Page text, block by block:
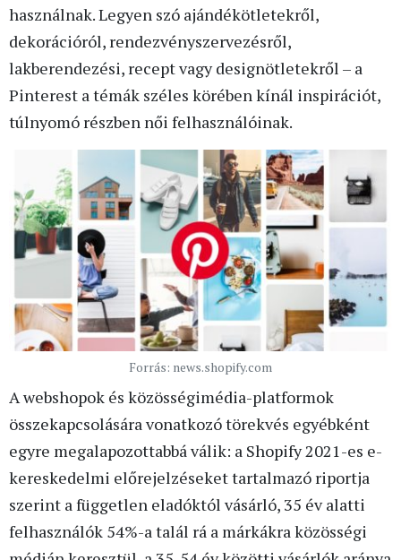
használnak. Legyen szó ajándékötletekről,
dekorációról, rendezvényszervezésről,
lakberendezési, recept vagy designötletekről – a
Pinterest a témák széles körében kínál inspirációt,
túlnyomó részben női felhasználóinak.
Forrás: news.shopify.com
A webshopok és közösségimédia-platformok
összekapcsolására vonatkozó törekvés egyébként
egyre megalapozottabbá válik: a Shopify 2021-es e-
kereskedelmi előrejelzéseket tartalmazó riportja
szerint a független eladóktól vásárló, 35 év alatti
felhasználók 54%-a talál rá a márkákra közösségi